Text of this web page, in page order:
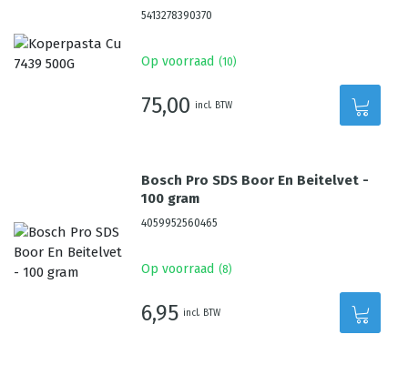
5413278390370
Op voorraad (10)
75,00 incl. BTW
Bosch Pro SDS Boor En Beitelvet -
100 gram
4059952560465
Op voorraad (8)
6,95 incl. BTW